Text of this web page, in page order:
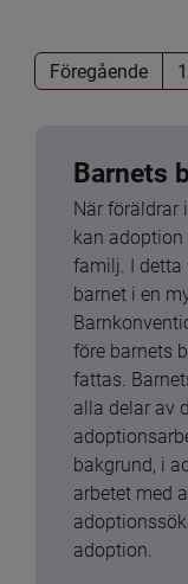
Föregående 1
Barnets
När föräldrar
kan adoption
familj. I detta
barnet i en
före barnets
fattas.
alla delar av
bakgrund, i
arbetet med
adoption.